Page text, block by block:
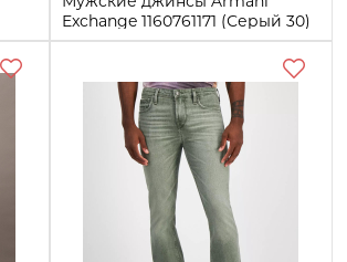
Exchange 1160761171 (Серый 30)
Купить